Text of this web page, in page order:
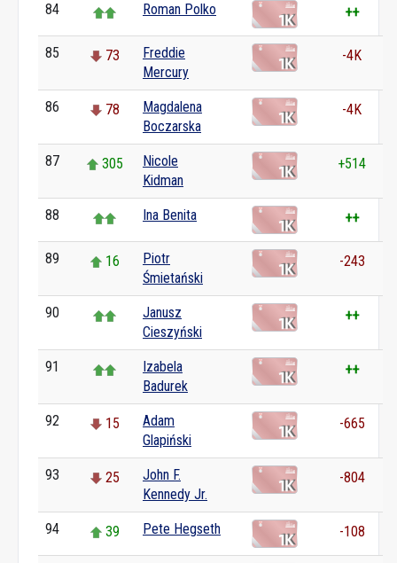
84 Roman Polko ++
85 73
Freddie
Mercury
-4K
86 78
Magdalena
Boczarska
-4K
87 305
Nicole
Kidman
+514
88 Ina Benita ++
89 16
Piotr
Śmietański
-243
90
Janusz
Cieszyński
++
91
Izabela
Badurek
++
92 15
Adam
Glapiński
-665
93 25
John F.
Kennedy Jr.
-804
94 39 Pete Hegseth -108